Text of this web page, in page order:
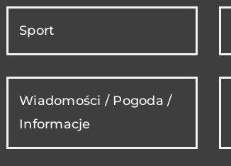
Sport
Wiadomości / Pogoda /
Informacje